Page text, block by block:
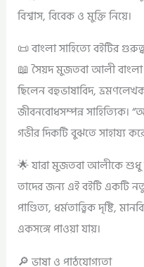
বিশ্বাস, বিবেক ও মুক্তি নিয়ে।
📜 বাংলা সাহিত্যে বইটির
📖 সৈয়দ মুজতবা আলী বাংলা
ছিলেন বহুভাষাবিদ,
জীবনবোধসম্পন্ন সাহিত্যিক।
গভীর দিকটি বুঝতে সাহায্য
🌟 যারা মুজতবা আলীকে শুধু
তাদের জন্য এই বইটি একটি
পাণ্ডিত্য, ধর্মতাত্ত্বিক দৃষ্টি,
একসঙ্গে পাওয়া যায়।
🔎 ভাষা ও পাঠযোগ্যতা